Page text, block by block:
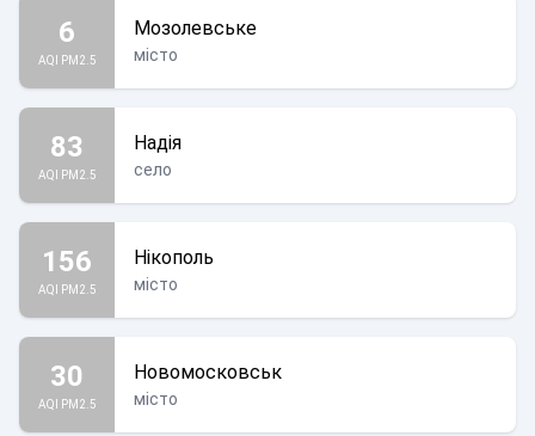
6
AQI PM2.5
Мозолевське
місто
83
AQI PM2.5
Надія
село
156
AQI PM2.5
Нікополь
місто
30
AQI PM2.5
Новомосковськ
місто